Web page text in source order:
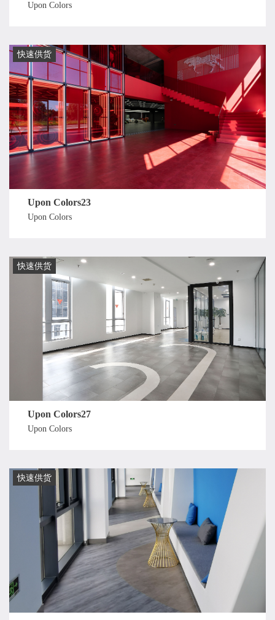
Upon Colors
快速供货
Upon Colors23
Upon Colors
快速供货
Upon Colors27
Upon Colors
快速供货